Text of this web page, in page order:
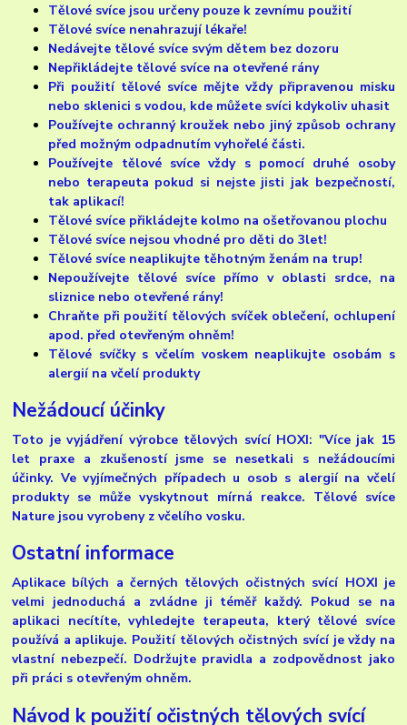
Tělové svíce jsou určeny pouze k zevnímu použití
Tělové svíce nenahrazují lékaře!
Nedávejte tělové svíce svým dětem bez dozoru
Nepřikládejte tělové svíce na otevřené rány
Při použití tělové svíce mějte vždy připravenou misku
nebo sklenici s vodou, kde můžete svíci kdykoliv uhasit
Používejte ochranný kroužek nebo jiný způsob ochrany
před možným odpadnutím vyhořelé části.
Používejte tělové svíce vždy s pomocí druhé osoby
nebo terapeuta pokud si nejste jisti jak bezpečností,
tak aplikací!
Tělové svíce přikládejte kolmo na ošetřovanou plochu
Tělové svíce nejsou vhodné pro děti do 3let!
Tělové svíce neaplikujte těhotným ženám na trup!
Nepoužívejte tělové svíce přímo v oblasti srdce, na
sliznice nebo otevřené rány!
Chraňte při použití tělových svíček oblečení, ochlupení
apod. před otevřeným ohněm!
Tělové svíčky s včelím voskem neaplikujte osobám s
alergií na včelí produkty
Nežádoucí účinky
Toto je vyjádření výrobce tělových svící HOXI: "Více jak 15
let praxe a zkušeností jsme se nesetkali s nežádoucími
účinky. Ve vyjímečných případech u osob s alergií na včelí
produkty se může vyskytnout mírná reakce. Tělové svíce
Nature jsou vyrobeny z včelího vosku.
Ostatní informace
Aplikace bílých a černých tělových očistných svící HOXI je
velmi jednoduchá a zvládne ji téměř každý. Pokud se na
aplikaci necítíte, vyhledejte terapeuta, který tělové svíce
používá a aplikuje. Použití tělových očistných svící je vždy na
vlastní nebezpečí. Dodržujte pravidla a zodpovědnost jako
při práci s otevřeným ohněm.
Návod k použití očistných tělových svící